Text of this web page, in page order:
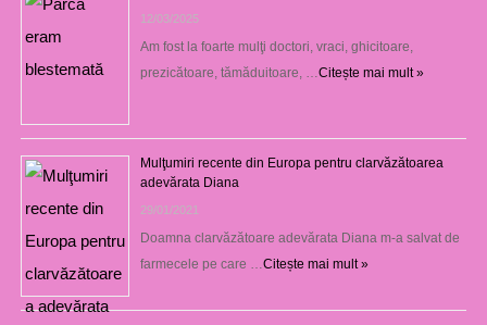
12/03/2025
Am fost la foarte mulţi doctori, vraci, ghicitoare,
prezicătoare, tămăduitoare, … Citește mai mult »
Mulţumiri recente din Europa pentru clarvăzătoarea
adevărata Diana
29/01/2021
Doamna clarvăzătoare adevărata Diana m-a salvat de
farmecele pe care … Citește mai mult »